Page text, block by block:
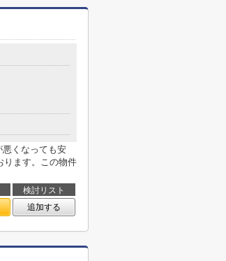
くなっても安
ります。この物件
検討リスト
追加する